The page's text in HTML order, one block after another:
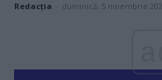
Redacţia duminică, 5 noiembrie